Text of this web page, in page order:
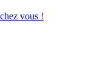
vous !